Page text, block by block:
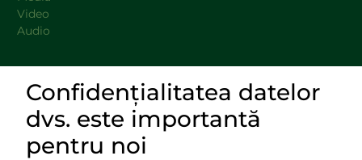
Video
Audio
DOCUMENTE
LINKURI UTILE
Confidențialitatea datelor
dvs. este importantă
pentru noi